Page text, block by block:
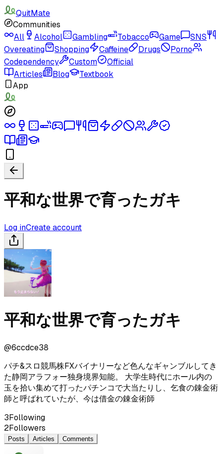
QuitMate
Communities
All
Alcohol Gambling Tobacco Game
SNS
Overeating
Shopping Caffeine Drugs
Porno
Codependency
Custom
Official
Articles
Blog
Textbook
App
平和な世界で育ったガキ
Log inCreate account
平和な世界で育ったガキ
@6ccdce38
パチ&スロ競馬株FXバイナリーなど色んなギャンブルしてき
た静岡アラフォー独身境界知能。 大学生時代にホール内の
玉を拾い集めて打ったパチンコで大当たりし、乞食の錬金術
師と呼ばれていたが、今は借金の錬金術師
3Following
2Followers
Posts Articles Comments